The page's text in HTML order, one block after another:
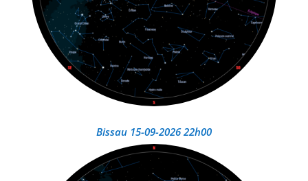
Bissau 15-09-2026 22h00